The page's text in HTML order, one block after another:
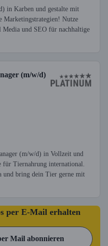
in Karben und gestalte mit
Marketingstrategien! Nutze
und SEO für nachhaltige
(m/w/d)
(m/w/d) in Vollzeit und
für Tiernahrung international.
und bring dein Tier gerne mit
per E-Mail erhalten
Mail abonnieren